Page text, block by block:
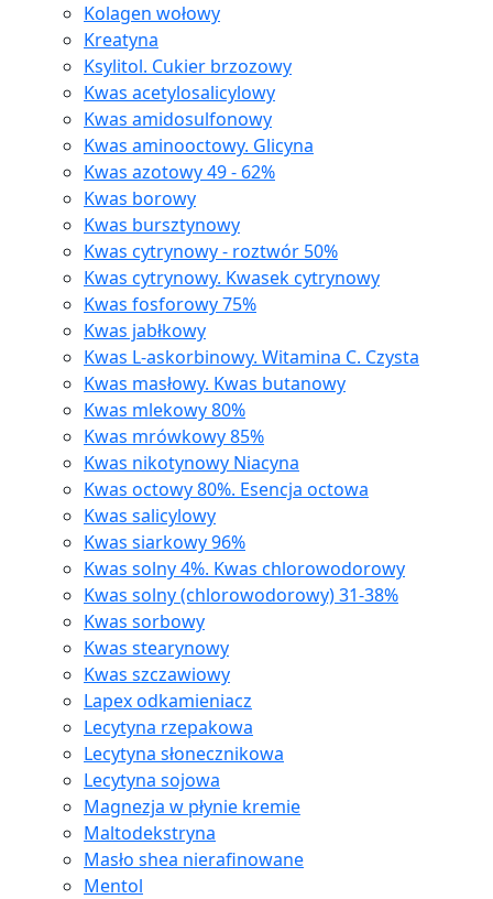
Kolagen wołowy
Kreatyna
Ksylitol. Cukier brzozowy
Kwas acetylosalicylowy
Kwas amidosulfonowy
Kwas aminooctowy. Glicyna
Kwas azotowy 49 - 62%
Kwas borowy
Kwas bursztynowy
Kwas cytrynowy - roztwór 50%
Kwas cytrynowy. Kwasek cytrynowy
Kwas fosforowy 75%
Kwas jabłkowy
Kwas L-askorbinowy. Witamina C. Czysta
Kwas masłowy. Kwas butanowy
Kwas mlekowy 80%
Kwas mrówkowy 85%
Kwas nikotynowy Niacyna
Kwas octowy 80%. Esencja octowa
Kwas salicylowy
Kwas siarkowy 96%
Kwas solny 4%. Kwas chlorowodorowy
Kwas solny (chlorowodorowy) 31-38%
Kwas sorbowy
Kwas stearynowy
Kwas szczawiowy
Lapex odkamieniacz
Lecytyna rzepakowa
Lecytyna słonecznikowa
Lecytyna sojowa
Magnezja w płynie kremie
Maltodekstryna
Masło shea nierafinowane
Mentol